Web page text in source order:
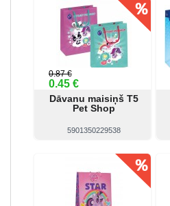
0.87 €
0.45 €
Dāvanu maisiņš T5
Pet Shop
5901350229538